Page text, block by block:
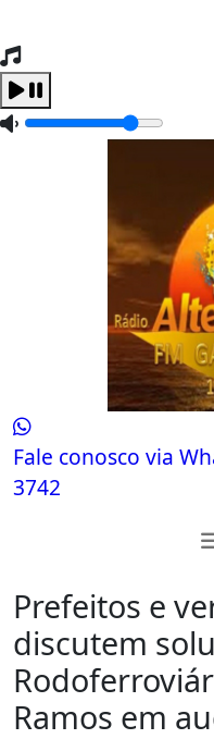
Fale conosco via
3742
Prefeitos e
discutem
Ramos em